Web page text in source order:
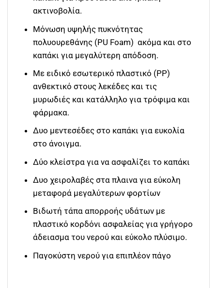
ακτινοβολία.
Mόνωση υψηλής πυκνότητας
πολυουρεθάνης (PU Foam) ακόμα και στο
καπάκι για μεγαλύτερη απόδοση.
Με ειδικό εσωτερικό πλαστικό (PP)
ανθεκτικό στους λεκέδες και τις
μυρωδιές και κατάλληλο για τρόφιμα και
φάρμακα.
Δυο μεντεσέδες στο καπάκι για ευκολία
στο άνοιγμα.
Δύο κλείστρα για να ασφαλίζει το καπάκι
Δυο χειρολαβές στα πλαινα για εύκολη
μεταφορά μεγαλύτερων φορτίων
Βιδωτή τάπα απορροής υδάτων με
πλαστικό κορδόνι ασφαλείας για γρήγορο
άδειασμα του νερού και εύκολο πλύσιμο.
Παγοκύστη νερού για επιπλέον πάγο